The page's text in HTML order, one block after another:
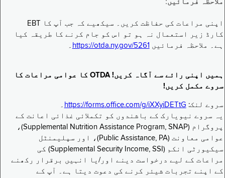
اپنی مراعات کی حفاظت کریں۔ سیکھیے کہ جب آپ کا EBT
کارڈ زیر استعمال نہ ہو تو اس کو جام کرنے کا طریقہ کیا
ہے۔ ملاحظہ فرمائیں https://otda.ny.gov/5261 ۔
ہمیں اپنی رائے سے آگاہ کریں! OTDA کا عوامی مراعات کا
سروے مکمل کریں!
سروے لنک: https://forms.office.com/g/iXXyiDETtG ۔
یہ سروے نیویارک کے باشندوں کو تکملائی غذائی اعانت کے
پروگرام (Supplemental Nutrition Assistance Program, SNAP)،
عوامی معاونت (Public Assistance, PA)، اور سپلیمنٹل
سیکیورٹی انکم (Supplemental Security Income, SSI) کی
مراعات کے لیے درخواست دینے اور/یا انہیں برقرار رکھنے
کے اپنے تجربات شیئر کرنے کی دعوت دیتا ہے۔ آپ کے